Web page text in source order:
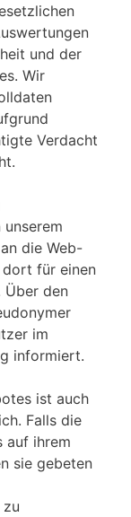
und der
Wir
Verdacht
die Web-
für einen
Über den
im
informiert.
ist auch
Falls die
auf ihrem
sie gebeten